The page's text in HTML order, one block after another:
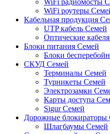
WiFi радиомосты
WiFi роутеры
Кабельная продукция
UTP кабель Семей
Оптические
Блоки питания Семей
Блоки
СКУД Семей
Терминалы Семей
Турникеты Семей
Электрозамки
Карты доступа
Sigur Семей
Дорожные блокираторы
Шлагбаумы Семей